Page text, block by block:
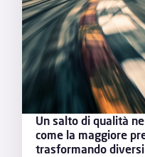
Un salto di qualità
come la maggiore
trasformando